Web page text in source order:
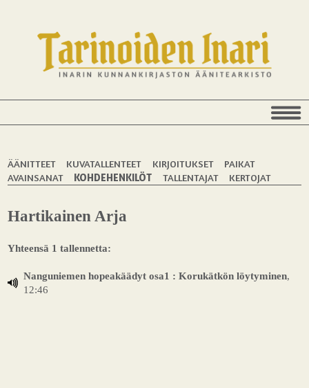
ÄÄNITTEET KUVATALLENTEET KIRJOITUKSET
PAIKAT
AVAINSANAT
KOHDEHENKILÖT TALLENTAJAT KERTOJAT
Hartikainen Arja
Yhteensä 1 tallennetta:
Nanguniemen hopeakäädyt osa1 : Korukätkön löytyminen,
12:46